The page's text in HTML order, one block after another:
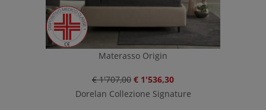
Materasso Origin
€ 1'707,00 € 1'536,30
Dorelan Collezione Signature